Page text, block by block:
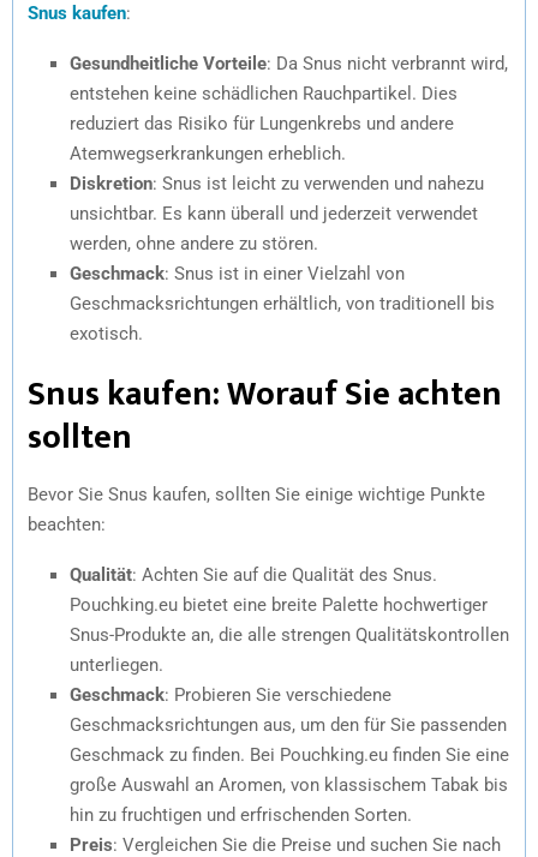
Snus kaufen:
Gesundheitliche Vorteile: Da Snus nicht verbrannt wird,
entstehen keine schädlichen Rauchpartikel. Dies
reduziert das Risiko für Lungenkrebs und andere
Atemwegserkrankungen erheblich.
Diskretion: Snus ist leicht zu verwenden und nahezu
unsichtbar. Es kann überall und jederzeit verwendet
werden, ohne andere zu stören.
Geschmack: Snus ist in einer Vielzahl von
Geschmacksrichtungen erhältlich, von traditionell bis
exotisch.
Snus kaufen: Worauf Sie achten
sollten
Bevor Sie Snus kaufen, sollten Sie einige wichtige Punkte
beachten:
Qualität: Achten Sie auf die Qualität des Snus.
Pouchking.eu bietet eine breite Palette hochwertiger
Snus-Produkte an, die alle strengen Qualitätskontrollen
unterliegen.
Geschmack: Probieren Sie verschiedene
Geschmacksrichtungen aus, um den für Sie passenden
Geschmack zu finden. Bei Pouchking.eu finden Sie eine
große Auswahl an Aromen, von klassischem Tabak bis
hin zu fruchtigen und erfrischenden Sorten.
Preis: Vergleichen Sie die Preise und suchen Sie nach